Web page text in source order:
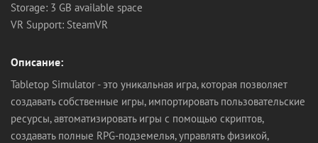
Storage: 3 GB available space
VR Support: SteamVR
Описание:
Tabletop Simulator - это уникальная игра, которая позволяет
создавать собственные игры, импортировать пользовательские
ресурсы, автоматизировать игры с помощью скриптов,
создавать полные RPG-подземелья, управлять физикой,